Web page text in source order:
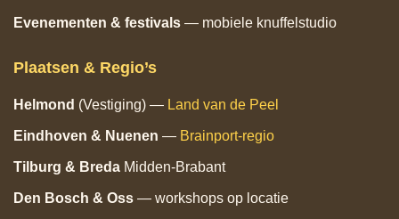
Evenementen & festivals — mobiele knuffelstudio
Plaatsen & Regio’s
Helmond (Vestiging) — Land van de Peel
Eindhoven & Nuenen — Brainport‑regio
Tilburg & Breda Midden‑Brabant
Den Bosch & Oss — workshops op locatie